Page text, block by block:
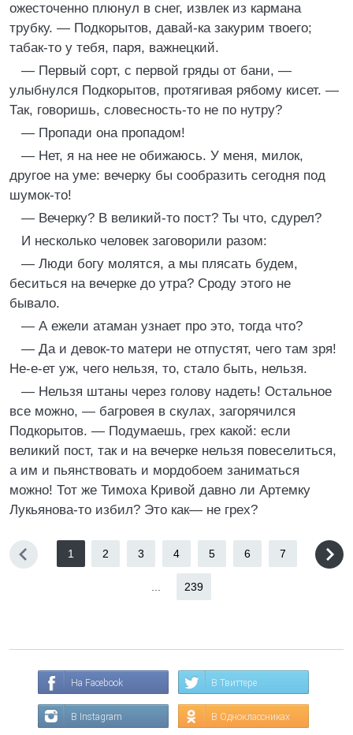
ожесточенно плюнул в снег, извлек из кармана
трубку. — Подкорытов, давай-ка закурим твоего;
табак-то у тебя, паря, важнецкий.
— Первый сорт, с первой гряды от бани, —
улыбнулся Подкорытов, протягивая рябому кисет. —
Так, говоришь, словесность-то не по нутру?
— Пропади она пропадом!
— Нет, я на нее не обижаюсь. У меня, милок,
другое на уме: вечерку бы сообразить сегодня под
шумок-то!
— Вечерку? В великий-то пост? Ты что, сдурел?
И несколько человек заговорили разом:
— Люди богу молятся, а мы плясать будем,
беситься на вечерке до утра? Сроду этого не
бывало.
— А ежели атаман узнает про это, тогда что?
— Да и девок-то матери не отпустят, чего там зря!
Не-е-ет уж, чего нельзя, то, стало быть, нельзя.
— Нельзя штаны через голову надеть! Остальное
все можно, — багровея в скулах, загорячился
Подкорытов. — Подумаешь, грех какой: если
великий пост, так и на вечерке нельзя повеселиться,
а им и пьянствовать и мордобоем заниматься
можно! Тот же Тимоха Кривой давно ли Артемку
Лукьянова-то избил? Это как— не грех?
1 2 3 4 5 6 7
239
На Facebook В Твиттере
В Instagram В Одноклассниках